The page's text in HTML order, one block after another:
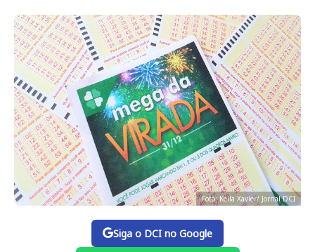
Foto: Keila Xavier/ Jornal DCI
Siga o DCI no Google